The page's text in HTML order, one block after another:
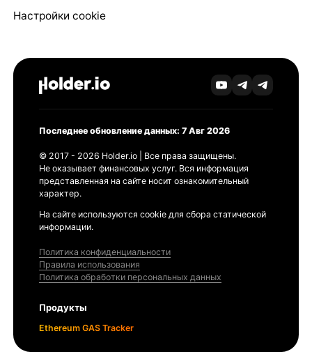
Настройки cookie
Последнее обновление данных: 7 Авг 2026
© 2017 - 2026 Holder.io | Все права защищены.
Не оказывает финансовых услуг. Вся информация
представленная на сайте носит ознакомительный
характер.
На сайте используются cookie для сбора статической
информации.
Политика конфиденциальности
Правила использования
Политика обработки персональных данных
Продукты
Ethereum GAS Tracker